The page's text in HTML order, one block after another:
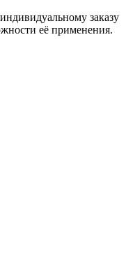
заказу
её применения.